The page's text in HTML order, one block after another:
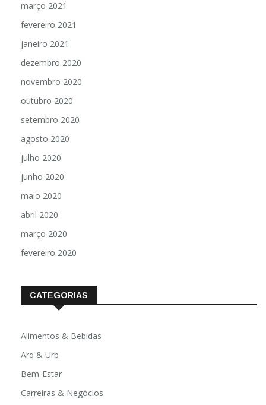
março 2021
fevereiro 2021
janeiro 2021
dezembro 2020
novembro 2020
outubro 2020
setembro 2020
agosto 2020
julho 2020
junho 2020
maio 2020
abril 2020
março 2020
fevereiro 2020
CATEGORIAS
Alimentos & Bebidas
Arq & Urb
Bem-Estar
Carreiras & Negócios